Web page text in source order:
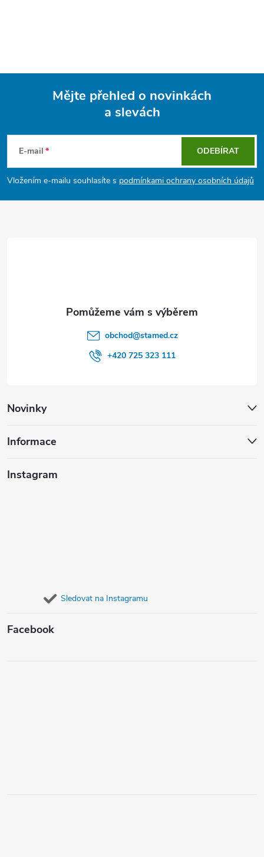
p
a
Mějte přehled o novinkách
a slevách
E-mail
Vložením e-mailu souhlasíte s podmínkami ochrany osobních údajů
ODEBÍRAT
Novinky
Informace
Instagram
Sledovat na Instagramu
Facebook
obchod@stamed.cz
+420 725 323 111